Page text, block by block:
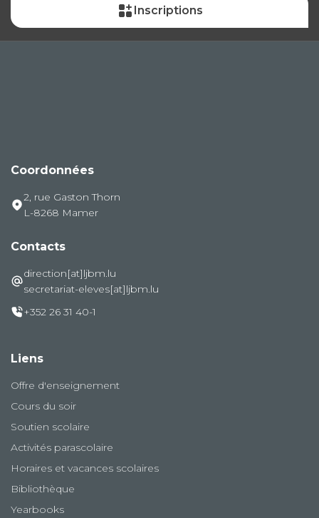
Inscriptions
Coordonnées
2, rue Gaston Thorn
L-8268 Mamer
Contacts
direction[at]ljbm.lu
secretariat-eleves[at]ljbm.lu
+352 26 31 40-1
Liens
Offre d'enseignement
Cours du soir
Soutien scolaire
Activités parascolaire
Horaires et vacances scolaires
Bibliothèque
Yearbooks